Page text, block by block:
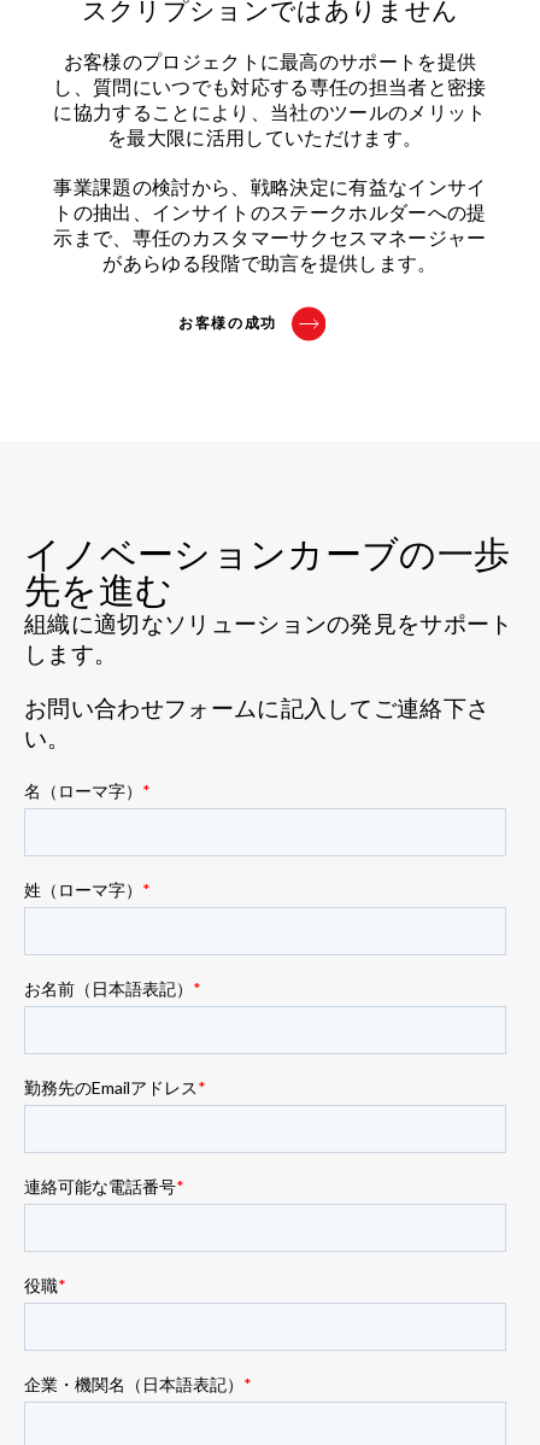
スクリプションではありません
お客様のプロジェクトに最高のサポートを提供
し、質問にいつでも対応する専任の担当者と密接
に協力することにより、当社のツールのメリット
を最大限に活用していただけます。
事業課題の検討から、戦略決定に有益なインサイ
トの抽出、インサイトのステークホルダーへの提
示まで、専任のカスタマーサクセスマネージャー
があらゆる段階で助言を提供します。
お客様の成功
イノベーションカーブの一歩
先を進む
組織に適切なソリューションの発見をサポート
します。
お問い合わせフォームに記入してご連絡下さ
い。